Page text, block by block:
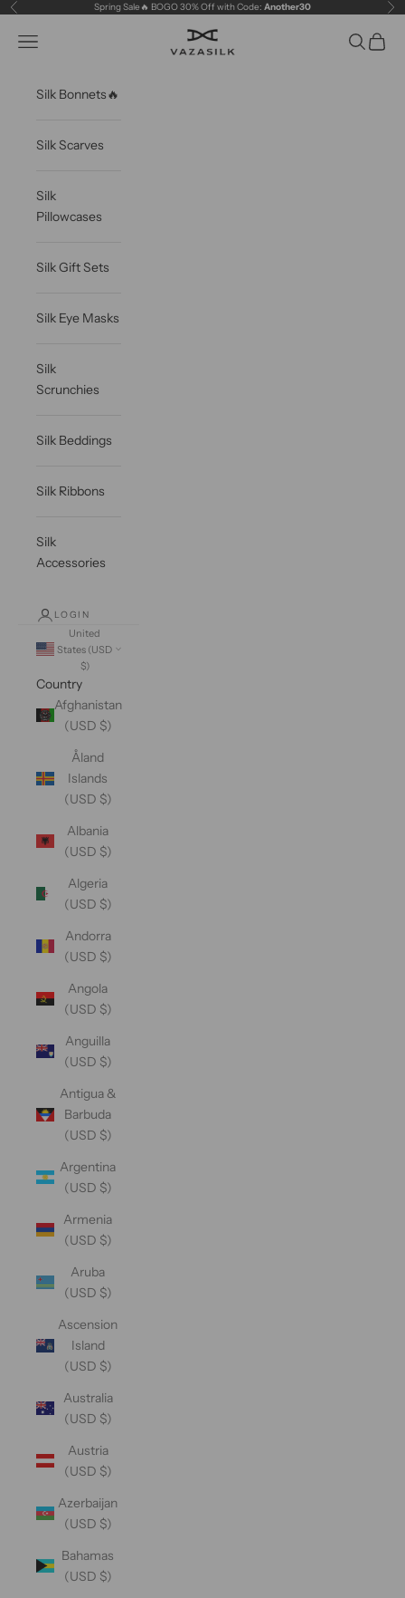
Skip to content
Previous Spring Sale🔥 BOGO 30% Off with Code: Another30
VAZASILK
Open navigation menu OpenOpen
Silk Bonnets🔥
Silk Scarves
Silk
Pillowcases
Silk Gift Sets
Silk Eye Masks
Silk
Scrunchies
Silk Beddings
Silk Ribbons
Silk
Accessories
LOGIN
United
States (USD
$)
Country
Afghanistan
(USD $)
Åland
Islands
(USD $)
Albania
(USD $)
Algeria
(USD $)
Andorra
(USD $)
Angola
(USD $)
Anguilla
(USD $)
Antigua &
Barbuda
(USD $)
Argentina
(USD $)
Armenia
(USD $)
Aruba
(USD $)
Ascension
Island
(USD $)
Australia
(USD $)
Austria
(USD $)
Azerbaijan
(USD $)
Bahamas
(USD $)